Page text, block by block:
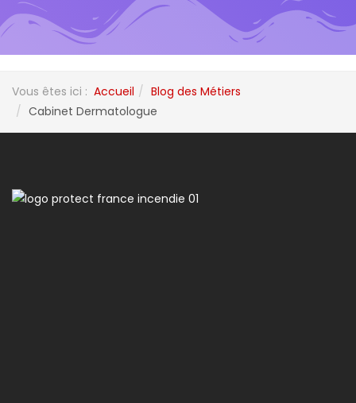
Vous êtes ici : Accueil
Blog des Métiers
Cabinet Dermatologue